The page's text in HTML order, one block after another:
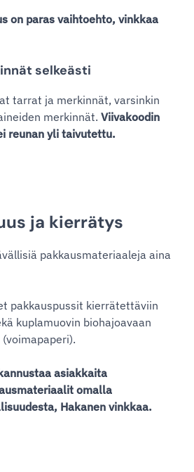
on paras vaihtoehto, vinkkaa
selkeästi
tarrat ja merkinnät, varsinkin
merkinnät. Viivakoodin
reunan yli taivutettu.
ja kierrätys
pakkausmateriaaleja aina
pakkauspussit kierrätettäviin
kuplamuovin biohajoavaan
asiakkaita
omalla
Hakanen vinkkaa.